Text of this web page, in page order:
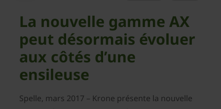
La nouvelle gamme AX
peut désormais évoluer
aux côtés d’une
ensileuse
Spelle, mars 2017 – Krone présente la nouvelle